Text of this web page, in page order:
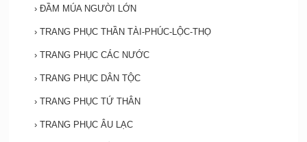
› ĐẦM MÚA NGƯỜI LỚN
› TRANG PHỤC THẦN TÀI-PHÚC-LỘC-THỌ
› TRANG PHỤC CÁC NƯỚC
› TRANG PHỤC DÂN TỘC
› TRANG PHỤC TỨ THÂN
› TRANG PHỤC ÂU LẠC